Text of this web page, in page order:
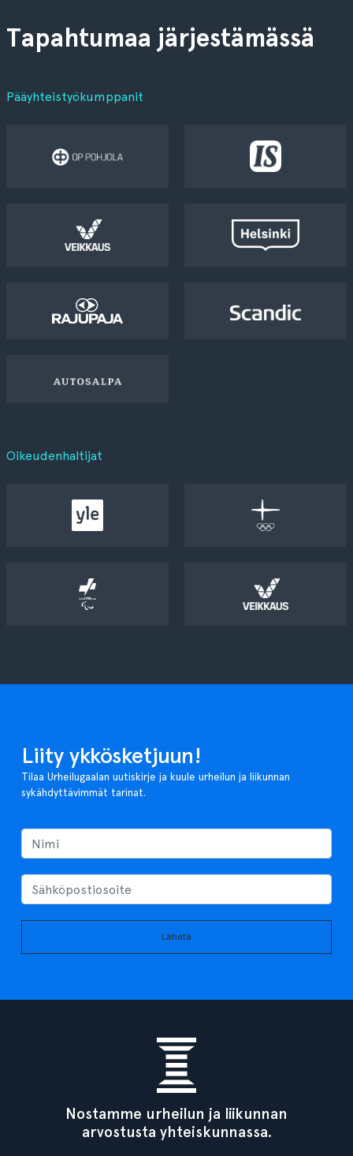
Tapahtumaa järjestämässä
Pääyhteistyökumppanit
Oikeudenhaltijat
Liity ykkösketjuun!
Tilaa Urheilugaalan uutiskirje ja kuule urheilun ja liikunnan
sykähdyttävimmät tarinat.
Lähetä
Nostamme urheilun ja liikunnan
arvostusta yhteiskunnassa.